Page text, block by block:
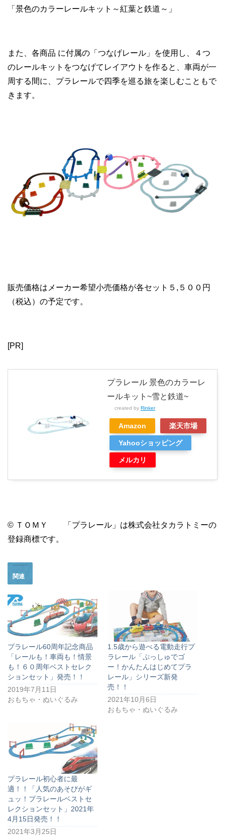
「景色のカラーレールキット～紅葉と鉄道～」
また、各商品 に付属の「つなげレール」を使用し、４つ
のレールキットをつなげてレイアウトを作ると、車両が一
周する間に、プラレールで四季を巡る旅を楽しむこともで
きます。
販売価格はメーカー希望小売価格が各セット５,５００円
（税込）の予定です。
[PR]
プラレール 景色のカラーレ
ールキット~雪と鉄道~
created by Rinker
Amazon 楽天市場
Yahooショッピング
メルカリ
© ＴＯＭＹ 「プラレール」は株式会社タカラトミーの
登録商標です。
関連
プラレール60周年記念商品
「レールも！車両も！情景
も！６０周年ベストセレク
ションセット」発売！！
2019年7月11日
おもちゃ・ぬいぐるみ
1.5歳から遊べる電動走行プ
ラレール「ぷっしゅでゴ
ー！かんたんはじめてプラ
レール」シリーズ新発
売！！
2021年10月6日
おもちゃ・ぬいぐるみ
プラレール初心者に最
適！！「人気のあそびがギ
ュッ！プラレールベストセ
レクションセット」2021年
4月15日発売！！
2021年3月25日